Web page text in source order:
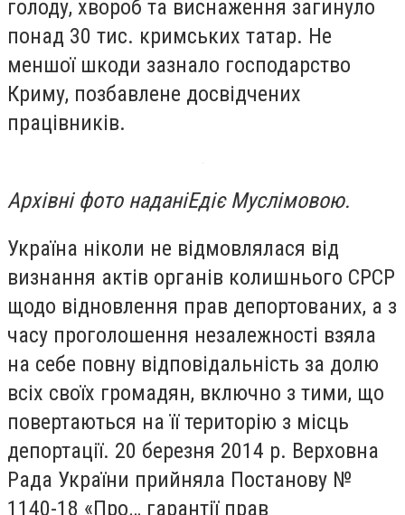
голоду, хвороб та виснаження загинуло
понад 30 тис. кримських татар. Не
меншої шкоди зазнало господарство
Криму, позбавлене досвідчених
працівників.
Архівні фото наданіЕдіє Муслімовою.
Україна ніколи не відмовлялася від
визнання актів органів колишнього СРСР
щодо відновлення прав депортованих, а з
часу проголошення незалежності взяла
на себе повну відповідальність за долю
всіх своїх громадян, включно з тими, що
повертаються на її територію з місць
депортації. 20 березня 2014 р. Верховна
Рада України прийняла Постанову №
1140-18 «Про… гарантії прав